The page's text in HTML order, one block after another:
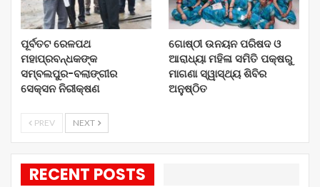
ପୂର୍ବତଟ ରେଳପଥ
ମହାପ୍ରବନ୍ଧକଙ୍କ
ସମ୍ବଲପୁର-ବଲାଙ୍ଗୀର
ସେକ୍ସନ ନିରୀକ୍ଷଣ
ଗୋଷ୍ଠୀ ଉନୟନ ପରିଷଦ ଓ
ଆରାଧ୍ୟା ମହିଳା ସମିତି ପକ୍ଷରୁ
ମାଗଣା ସ୍ୱାସ୍ଥ୍ୟ ଶିବିର
ଅନୁଷ୍ଠିତ
PREV NEXT
RECENT POSTS